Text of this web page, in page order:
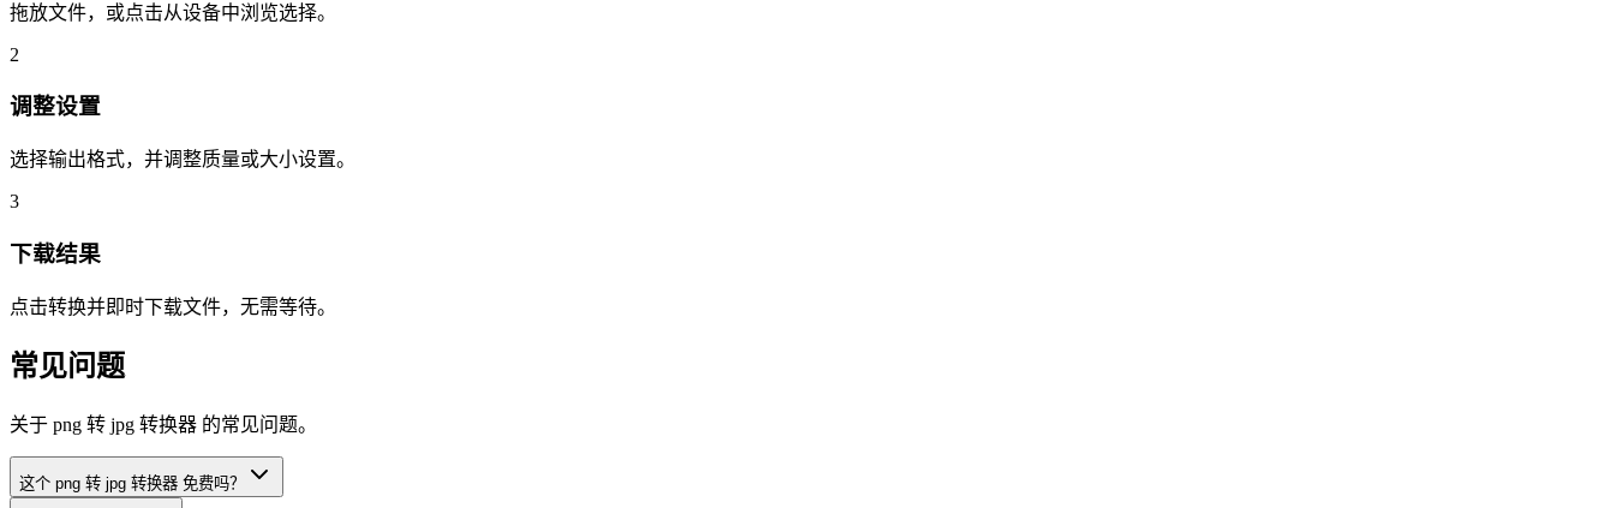
拖放文件，或点击从设备中浏览选择。
2
调整设置
选择输出格式，并调整质量或大小设置。
3
下载结果
点击转换并即时下载文件，无需等待。
常见问题
关于 png 转 jpg 转换器 的常见问题。
这个 png 转 jpg 转换器 免费吗？